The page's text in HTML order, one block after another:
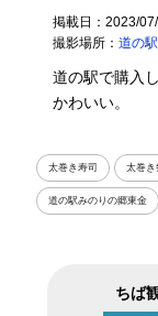
掲載日：2023/
撮影場所：道の
道の駅で購入
かわいい。
太巻き寿司 太巻き
道の駅みのりの郷東金
ちば